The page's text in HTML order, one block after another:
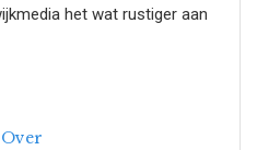
het wat rustiger aan